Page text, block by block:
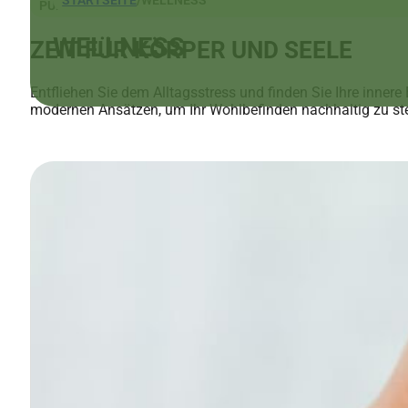
WELLNESS
PURE ENTSPANNUNG
ZEIT FÜR KÖRPER UND SEELE
Entfliehen Sie dem Alltagsstress und finden Sie Ihre
modernen Ansätzen, um Ihr Wohlbefinden nachhaltig zu